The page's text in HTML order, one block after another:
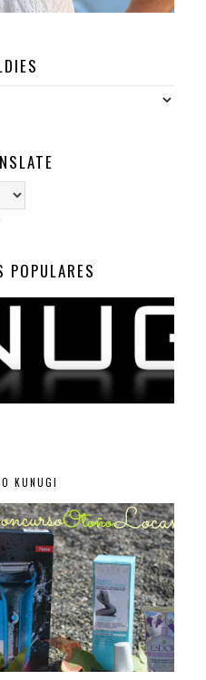
POPULARES
KUNUGI